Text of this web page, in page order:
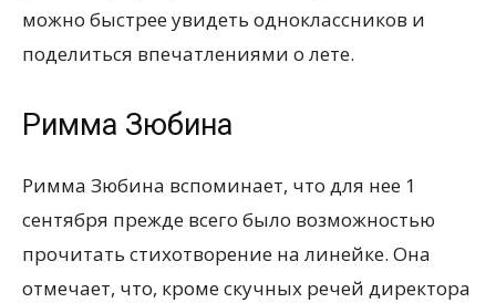
можно быстрее увидеть одноклассников и
поделиться впечатлениями о лете.
Римма Зюбина
Римма Зюбина вспоминает, что для нее 1
сентября прежде всего было возможностью
прочитать стихотворение на линейке. Она
отмечает, что, кроме скучных речей директора